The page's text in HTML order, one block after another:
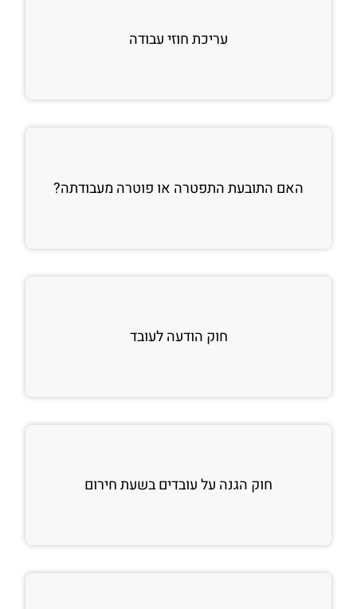
עריכת חוזי עבודה
האם התובעת התפטרה או פוטרה מעבודתה?
חוק הודעה לעובד
חוק הגנה על עובדים בשעת חירום